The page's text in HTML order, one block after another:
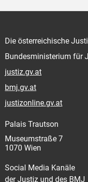
Die österreichische
Bundesministerium für
justiz.gv.at
bmj.gv.at
justizonline.gv.at
Palais Trautson
Museumstraße 7
1070 Wien
Social Media Kanäle
der Justiz und des BMJ